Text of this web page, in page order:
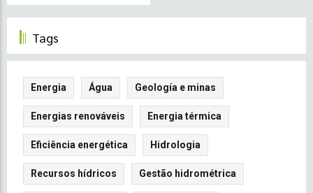
Tags
Energia Água Geología e minas
Energias renováveis Energia térmica
Eficiência energética Hidrologia
Recursos hídricos Gestão hidrométrica